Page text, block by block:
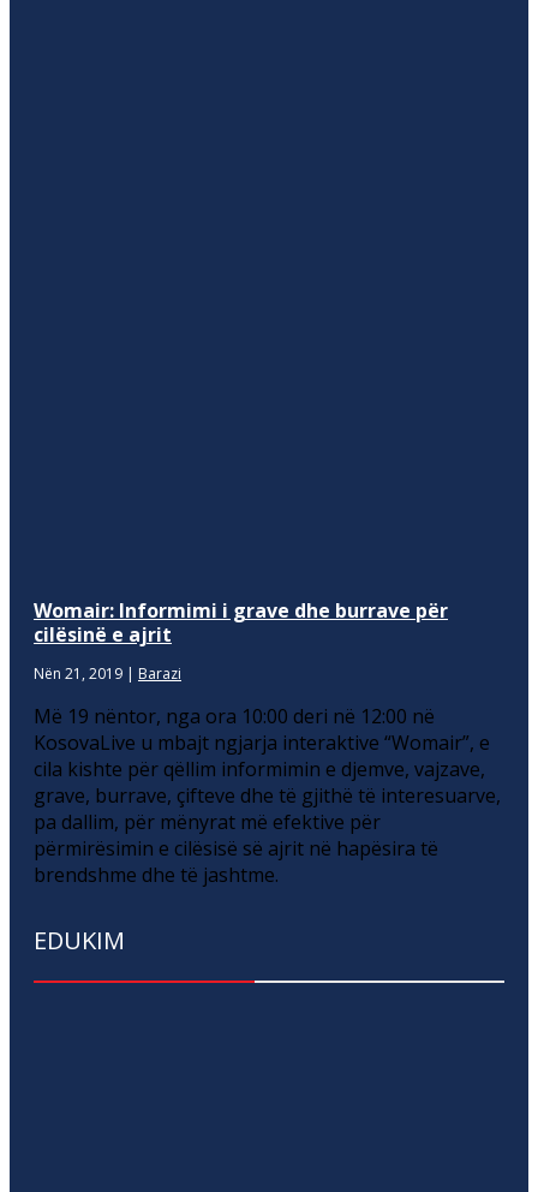
Womair: Informimi i grave dhe burrave për
cilësinë e ajrit
Nën 21, 2019 | Barazi
Më 19 nëntor, nga ora 10:00 deri në 12:00 në
KosovaLive u mbajt ngjarja interaktive “Womair”, e
cila kishte për qëllim informimin e djemve, vajzave,
grave, burrave, çifteve dhe të gjithë të interesuarve,
pa dallim, për mënyrat më efektive për
përmirësimin e cilësisë së ajrit në hapësira të
brendshme dhe të jashtme.
EDUKIM